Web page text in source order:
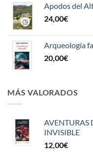
Apodos del
24,00€
Arqueología
20,00€
MÁS VALORADOS
AVENTURAS
INVISIBLE
12,00€